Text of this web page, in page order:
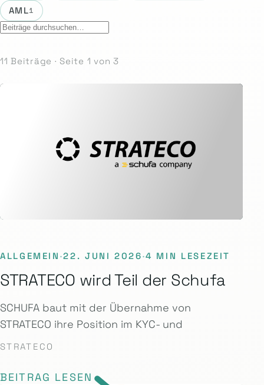
AML1
11 Beiträge · Seite 1 von 3
ALLGEMEIN ·22. JUNI 2026·4 MIN LESEZEIT
STRATECO wird Teil der Schufa
SCHUFA baut mit der Übernahme von
STRATECO ihre Position im KYC- und
STRATECO
BEITRAG LESEN